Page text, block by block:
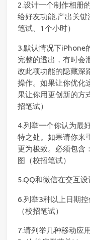
2.设计一个制作相册
给好友功能,产出关
笔试、1个小时）
3.默认情况下iPhone
完整的透出，有时会
改此项功能的隐藏深
操作。如果让你优化
果让你用更创新的方
招笔试）
4.列举一个你认为最
特之处。如果请你来
更为极致。必须包含
图（校招笔试）
5.QQ和微信在交互设
6.列举3种以上日期控
（校招笔试）
7.请列举几种移动应